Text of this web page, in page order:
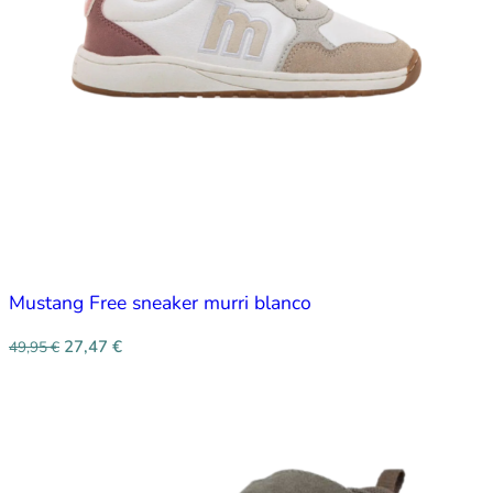
Mustang Free sneaker murri blanco
49,95€ 27,47 €